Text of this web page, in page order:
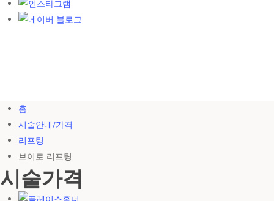
홈
시술안내/가격
리프팅
브이로 리프팅
시술가격